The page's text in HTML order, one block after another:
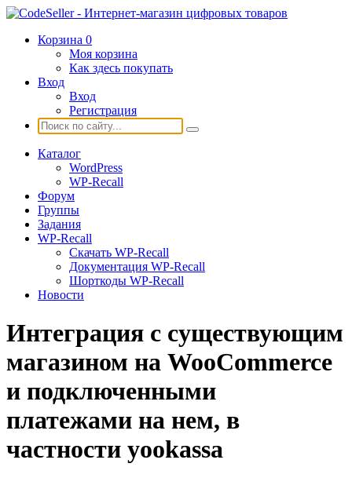
Корзина 0
Моя корзина
Как здесь покупать
Вход
Вход
Регистрация
Каталог
WordPress
WP-Recall
Форум
Группы
Задания
WP-Recall
Скачать WP-Recall
Документация WP-Recall
Шорткоды WP-Recall
Новости
Интеграция с существующим
магазином на WooCommerce
и подключенными
платежами на нем, в
частности yookassa